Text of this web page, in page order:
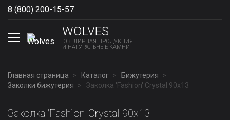
8 (800) 200-15-57
WOLVES
ЮВЕЛИРНАЯ ПРОДУКЦИЯ
И НАТУРАЛЬНЫЕ КАМНИ
Главная страница Каталог
Бижутерия
Заколки бижутерия
Заколка 'Fashion' Сrystal 90х13
Заколка 'Fashion' Сrystal 90х13